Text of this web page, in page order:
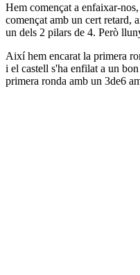
Hem començat a enfaixar-
començat amb un cert retard,
un dels 2 pilars de 4. Però
Així hem encarat la primera
i el castell s'ha enfilat a un
primera ronda amb un 3de6